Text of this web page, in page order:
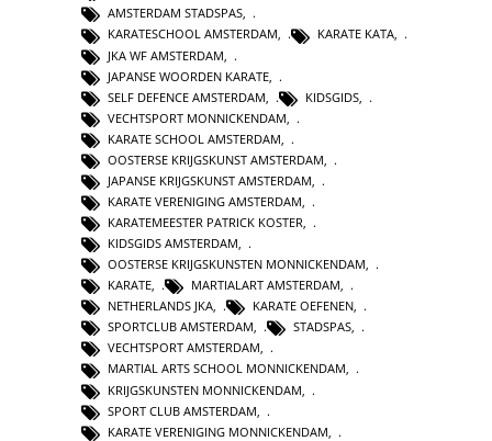
AMSTERDAM STADSPAS,
KARATESCHOOL AMSTERDAM, KARATE KATA,
JKA WF AMSTERDAM
JAPANSE WOORDEN KARATE
SELF DEFENCE AMSTERDAM
KIDSGIDS
VECHTSPORT MONNICKENDAM
KARATE SCHOOL AMSTERDAM
OOSTERSE KRIJGSKUNST AMSTERDAM
JAPANSE KRIJGSKUNST AMSTERDAM
KARATE VERENIGING AMSTERDAM
KARATEMEESTER PATRICK KOSTER,
KIDSGIDS AMSTERDAM,
OOSTERSE KRIJGSKUNSTEN MONNICKENDAM,
KARATE, MARTIALART AMSTERDAM,
NETHERLANDS JKA, KARATE OEFENEN,
SPORTCLUB AMSTERDAM, STADSPAS,
VECHTSPORT AMSTERDAM,
MARTIAL ARTS SCHOOL MONNICKENDAM,
KRIJGSKUNSTEN MONNICKENDAM
SPORT CLUB AMSTERDAM
KARATE VERENIGING MONNICKENDAM